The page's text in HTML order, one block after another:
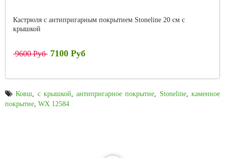
Кастрюля с антипригарным покрытием Stoneline 20 см с
крышкой
9600 Руб 7100 Руб
Ковш, с крышкой,антипригарное покрытие, Stoneline,каменное
покрытие, WX 12584